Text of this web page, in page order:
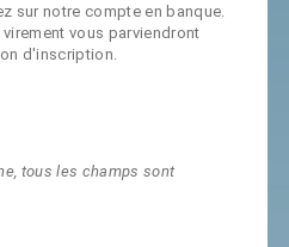
sur notre compte en banque.
vous parviendront
d'inscription.
tous les champs sont